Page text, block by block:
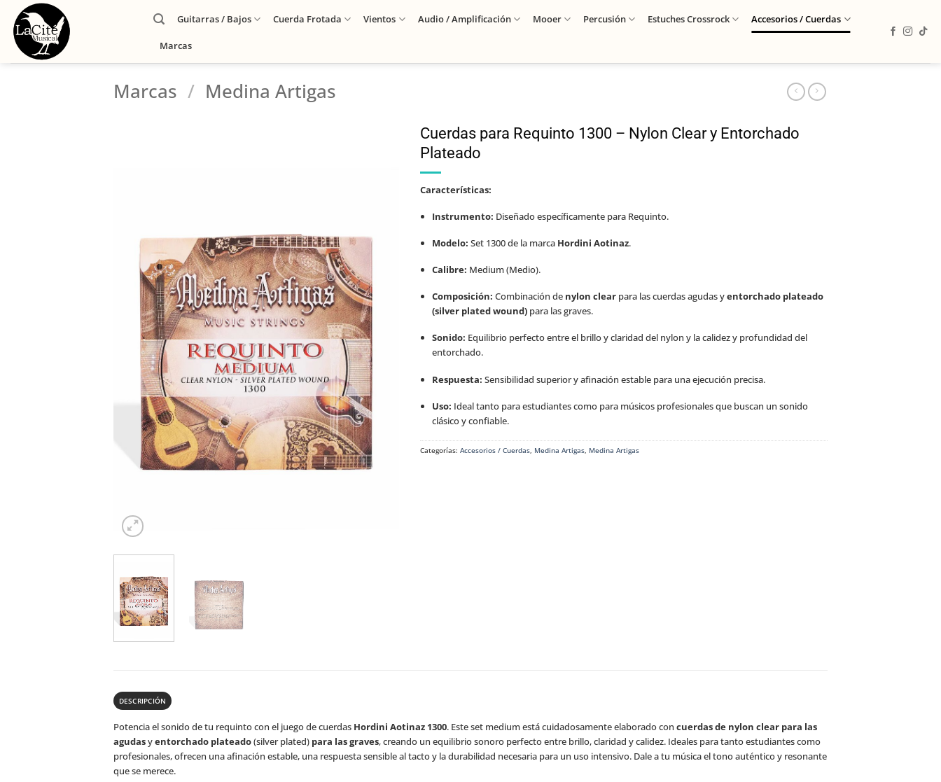
Guitarras / Bajos Cuerda Frotada Vientos Audio / Amplificación Mooer Percusión Estuches Crossrock Accesorios / Cuerdas
Marcas
Marcas / Medina Artigas
Cuerdas para Requinto 1300 – Nylon Clear y Entorchado
Plateado
Características:
Instrumento: Diseñado específicamente para Requinto.
Modelo: Set 1300 de la marca Hordini Aotinaz.
Calibre: Medium (Medio).
Composición: Combinación de nylon clearpara las cuerdas agudas yentorchado plateado
(silver plated wound)para las graves.
Sonido: Equilibrio perfecto entre el brillo y claridad del nylon y la calidez y profundidad del
entorchado.
Respuesta: Sensibilidad superior y afinación estable para una ejecución precisa.
Uso: Ideal tanto para estudiantes como para músicos profesionales que buscan un sonido
clásico y confiable.
Categorías: Accesorios / Cuerdas, Medina Artigas, Medina Artigas
DESCRIPCIÓN
Potencia el sonido de tu requinto con el juego de cuerdas Hordini Aotinaz 1300. Este set medium está cuidadosamente elaborado con cuerdas de nylon clear para las
agudasyentorchado plateado(silver plated) para las graves, creando un equilibrio sonoro perfecto entre brillo, claridad y calidez. Ideales para tanto estudiantes como
profesionales, ofrecen una afinación estable, una respuesta sensible al tacto y la durabilidad necesaria para un uso intensivo. Dale a tu música el tono auténtico y resonante
que se merece.